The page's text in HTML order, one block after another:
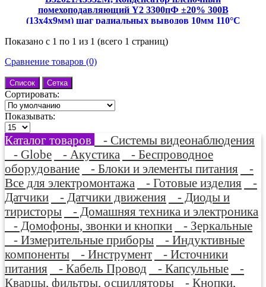
помехоподавляющий Y2 3300пФ ±20% 300В
(13x4x9мм) шаг радиальных выводов 10мм 110°C
Показано с 1 по 1 из 1 (всего 1 страниц)
Сравнение товаров (0)
Список Сетка
Сортировать:
Показывать:
Каталог товаров
- Системы видеонаблюдения
- Globe
- Акустика
- Беспроводное
оборудование
- Блоки и элементы питания
-
Все для электромонтажа
- Готовые изделия
-
Датчики
- Датчики движения
- Диоды и
тиристоры
- Домашняя техника и электроника
- Домофоны, звонки и кнопки
- Зеркальные
- Измерительные приборы
- Индуктивные
компоненты
- Инструмент
- Источники
питания
- Кабель Провод - Капсульные
-
Кварцы, фильтры, осцилляторы
- Кнопки,